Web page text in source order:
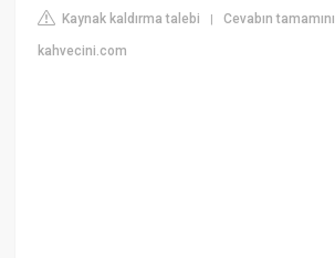
Kaynak kaldırma talebi |Cevabın
kahvecini.com